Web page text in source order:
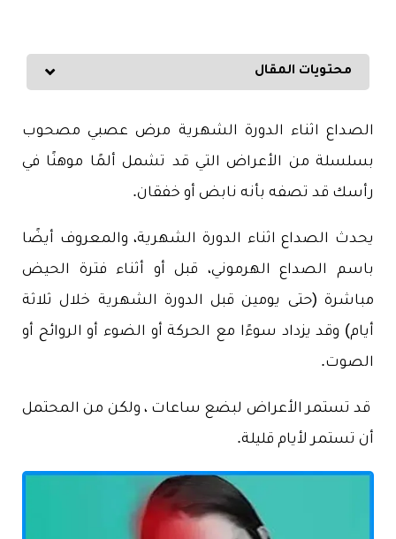
محتويات المقال
الصداع اثناء الدورة الشهرية مرض عصبي مصحوب
بسلسلة من الأعراض التي قد تشمل ألمًا موهنًا في
رأسك قد تصفه بأنه نابض أو خفقان.
يحدث الصداع اثناء الدورة الشهرية، والمعروف أيضًا
باسم الصداع الهرموني، قبل أو أثناء فترة الحيض
مباشرة (حتى يومين قبل الدورة الشهرية خلال ثلاثة
أيام) وقد يزداد سوءًا مع الحركة أو الضوء أو الروائح أو
الصوت.
قد تستمر الأعراض لبضع ساعات ، ولكن من المحتمل
أن تستمر لأيام قليلة.